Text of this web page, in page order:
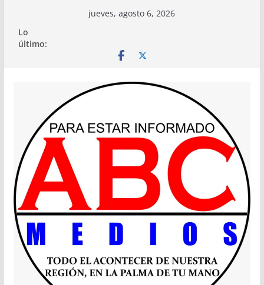
contenido
jueves, agosto 6, 2026
Lo
último: